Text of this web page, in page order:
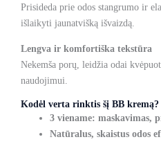
Prisideda prie odos stangrumo ir
išlaikyti jaunatvišką išvaizdą.
Lengva ir komfortiška tekstūra
Nekemša porų, leidžia odai
naudojimui.
Kodėl verta rinktis šį BB kremą?
3 viename: maskavimas,
Natūralus, skaistus odos